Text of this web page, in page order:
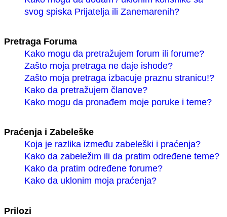
svog spiska Prijatelja ili Zanemarenih?
Pretraga Foruma
Kako mogu da pretražujem forum ili forume?
Zašto moja pretraga ne daje ishode?
Zašto moja pretraga izbacuje praznu stranicu!?
Kako da pretražujem članove?
Kako mogu da pronađem moje poruke i teme?
Praćenja i Zabeleške
Koja je razlika između zabeleški i praćenja?
Kako da zabeležim ili da pratim određene teme?
Kako da pratim određene forume?
Kako da uklonim moja praćenja?
Prilozi